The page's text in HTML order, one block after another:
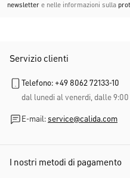
newsletter e nelle informazioni sulla
Servizio clienti
Telefono: +49 8062 72133-10
dal lunedi al venerdi, dalle 9:00
E-mail: service@calida.com
I nostri metodi di pagamento